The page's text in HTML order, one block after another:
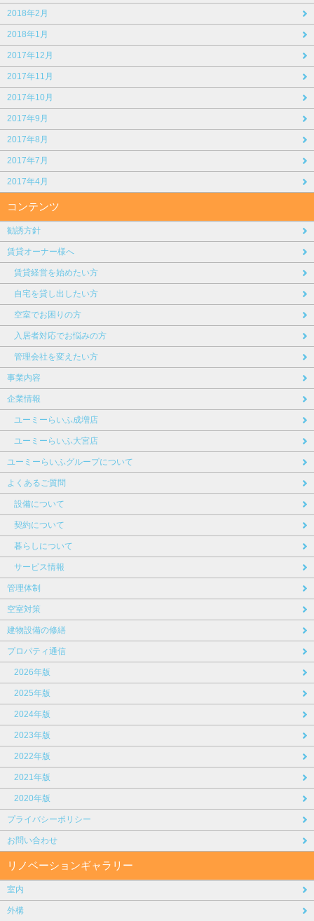
2018年2月
2018年1月
2017年12月
2017年11月
2017年10月
2017年9月
2017年8月
2017年7月
2017年4月
コンテンツ
勧誘方針
賃貸オーナー様へ
賃貸経営を始めたい方
自宅を貸し出したい方
空室でお困りの方
入居者対応でお悩みの方
管理会社を変えたい方
事業内容
企業情報
ユーミーらいふ成増店
ユーミーらいふ大宮店
ユーミーらいふグループについて
よくあるご質問
設備について
契約について
暮らしについて
サービス情報
管理体制
空室対策
建物設備の修繕
プロパティ通信
2026年版
2025年版
2024年版
2023年版
2022年版
2021年版
2020年版
プライバシーポリシー
お問い合わせ
リノベーションギャラリー
室内
外構